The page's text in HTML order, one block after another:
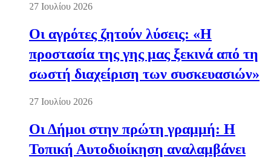
27 Ιουλίου 2026
Οι αγρότες ζητούν λύσεις: «Η
προστασία της γης μας ξεκινά από τη
σωστή διαχείριση των συσκευασιών»
27 Ιουλίου 2026
Οι Δήμοι στην πρώτη γραμμή: Η
Τοπική Αυτοδιοίκηση αναλαμβάνει